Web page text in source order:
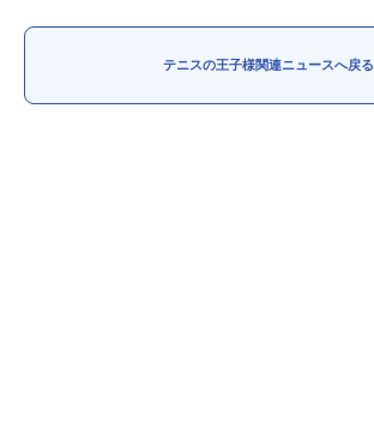
テニスの王子様関連ニュースへ戻る